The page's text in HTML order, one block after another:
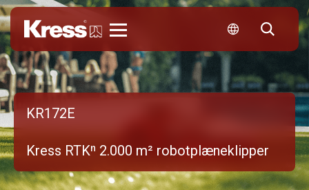
KR172E
Kress RTKⁿ 2.000 m² robotplæneklipper